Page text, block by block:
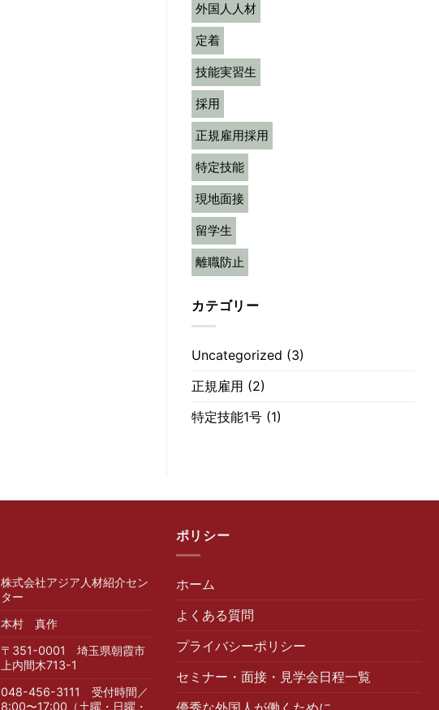
外国人人材
定着
技能実習生
採用
正規雇用採用
特定技能
現地面接
留学生
離職防止
カテゴリー
Uncategorized (3)
正規雇用 (2)
特定技能1号 (1)
株式会社アジア人材紹介セン
ター
本村 真作
〒351-0001 埼玉県朝霞市
上内間木713-1
048-456-3111 受付時間／
8:00〜17:00（土曜・日曜・
ポリシー
ホーム
よくある質問
プライバシーポリシー
セミナー・面接・見学会日程一覧